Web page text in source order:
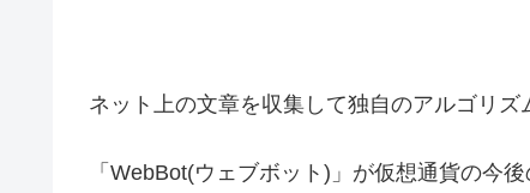
ネット上の文章を収集して独自のアルゴリズ
「WebBot(ウェブボット)」が仮想通貨の今